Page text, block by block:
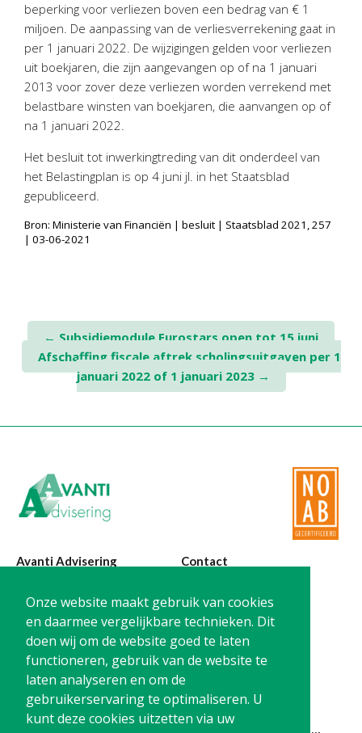
Onze website maakt gebruik van cookies
en daarmee vergelijkbare technieken. Dit
doen wij om de website goed te laten
functioneren, gebruik van de website te
laten analyseren en om de
gebruikerservaring te optimaliseren. U
kunt deze cookies uitzetten via uw
Twinfield – Boekhouden
BaseCone – Facturen
Visionplanner – Rapportage
Klantenportaal – Online dossiers
Online Salaris – Salarissen
beperking voor verliezen boven een bedrag van € 1
miljoen. De aanpassing van de verliesverrekening gaat in
per 1 januari 2022. De wijzigingen gelden voor verliezen
uit boekjaren, die zijn aangevangen op of na 1 januari
2013 voor zover deze verliezen worden verrekend met
belastbare winsten van boekjaren, die aanvangen op of
na 1 januari 2022.
Het besluit tot inwerkingtreding van dit onderdeel van
het Belastingplan is op 4 juni jl. in het Staatsblad
gepubliceerd.
Bron: Ministerie van Financiën | besluit | Staatsblad 2021, 257
| 03-06-2021
Post
navigation
← Subsidiemodule Eurostars open tot 15 juni
Afschaffing fiscale aftrek scholingsuitgaven per 1
januari 2022 of 1 januari 2023 →
Avanti Advisering
Poelstraat 4
1441 RR Purmerend
Contact
T: 0299-420870
@:
info@avanti-
advisering.nl
BTW: NL861212733B01